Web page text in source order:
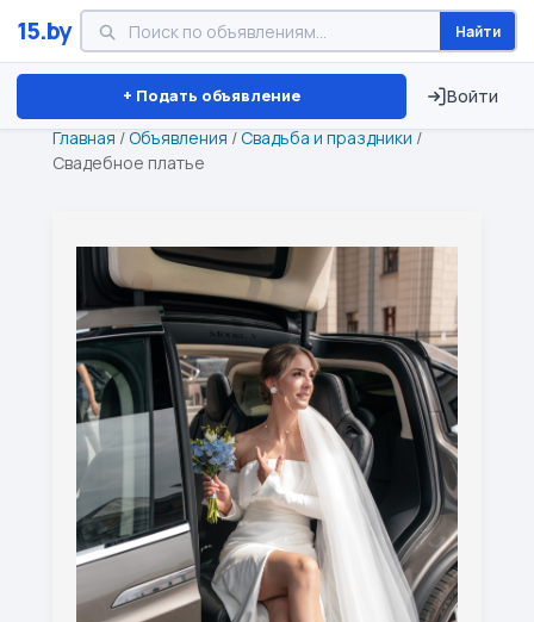
15.by Найти
+ Подать объявление Войти
Минск Витебск Брест ⏱ ТОЛЬКО 15 ДНЕЙ
Главная /Объявления / Свадьба и праздники /
Свадебное платье